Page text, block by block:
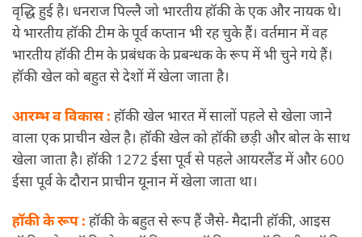
वृद्धि हुई है। धनराज पिल्लै जो भारतीय हॉकी के एक और नायक थे।
ये भारतीय हॉकी टीम के पूर्व कप्तान भी रह चुके हैं। वर्तमान में वह
भारतीय हॉकी टीम के प्रबंधक के प्रबन्धक के रूप में भी चुने गये हैं।
हॉकी खेल को बहुत से देशों में खेला जाता है।
आरम्भ व विकास : हॉकी खेल भारत में सालों पहले से खेला जाने
वाला एक प्राचीन खेल है। हॉकी खेल को हॉकी छड़ी और बोल के साथ
खेला जाता है। हॉकी 1272 ईसा पूर्व से पहले आयरलैंड में और 600
ईसा पूर्व के दौरान प्राचीन यूनान में खेला जाता था।
हॉकी के रूप : हॉकी के बहुत से रूप हैं जैसे- मैदानी हॉकी, आइस